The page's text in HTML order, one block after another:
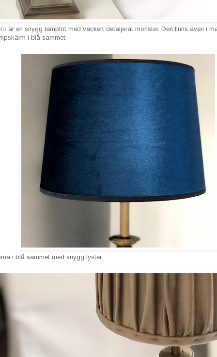
är en snygg lampfot med vackert detaljerat mönster. Den finns även i
i blå sammet.
i blå sammet med snygg lyster.